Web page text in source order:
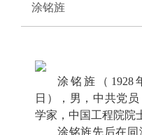
涂铭旌
涂铭旌（1928
日），男，中共党
学家，中国工程院院
涂铭旌先后在